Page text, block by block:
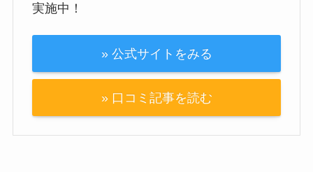
実施中！
» 公式サイトをみる
» 口コミ記事を読む